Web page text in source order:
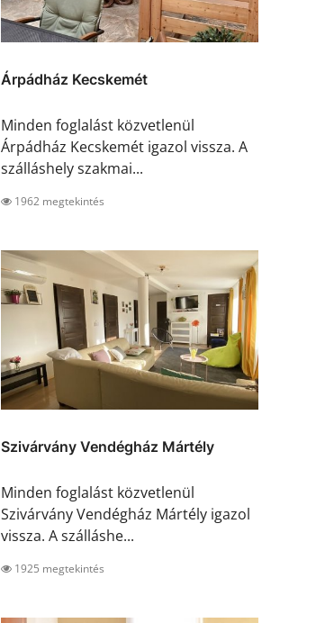
Árpádház Kecskemét
Minden foglalást közvetlenül
Árpádház Kecskemét igazol vissza. A
szálláshely szakmai...
1962 megtekintés
Szivárvány Vendégház Mártély
Minden foglalást közvetlenül
Szivárvány Vendégház Mártély igazol
vissza. A szálláshe...
1925 megtekintés